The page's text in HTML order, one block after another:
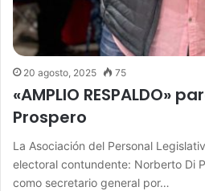
20 agosto, 2025 75
«AMPLIO RESPALDO»
Prospero
La Asociación del Personal
electoral contundente: Norberto Di
como secretario general por…